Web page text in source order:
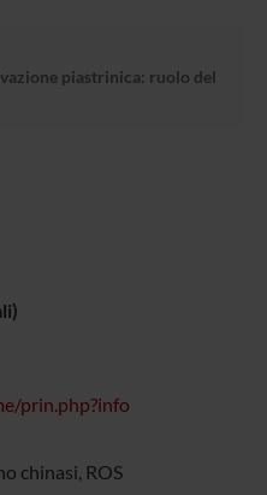
piastrinica: ruolo del
prin.php?info
chinasi, ROS